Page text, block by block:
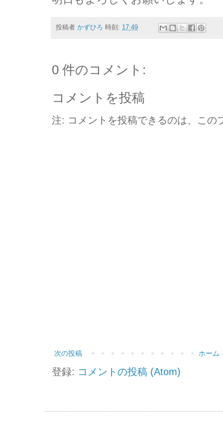
投稿者 かずひろ 時刻: 17:49
0 件のコメント:
コメントを投稿
注: コメントを投稿できるのは、この
次の投稿 ホーム
登録: コメントの投稿 (Atom)